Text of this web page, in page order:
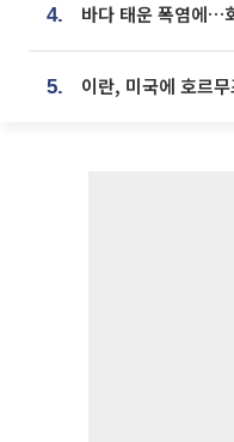
4. 바다 태운 폭염에…
5.